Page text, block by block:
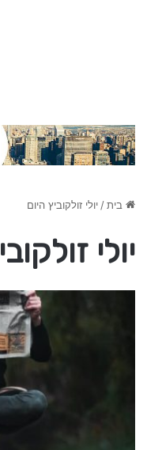
בית/יולי זולקוביץ היום
יולי